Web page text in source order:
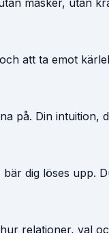
att ta emot
på. Din intuition,
bär dig löses
relationer, val